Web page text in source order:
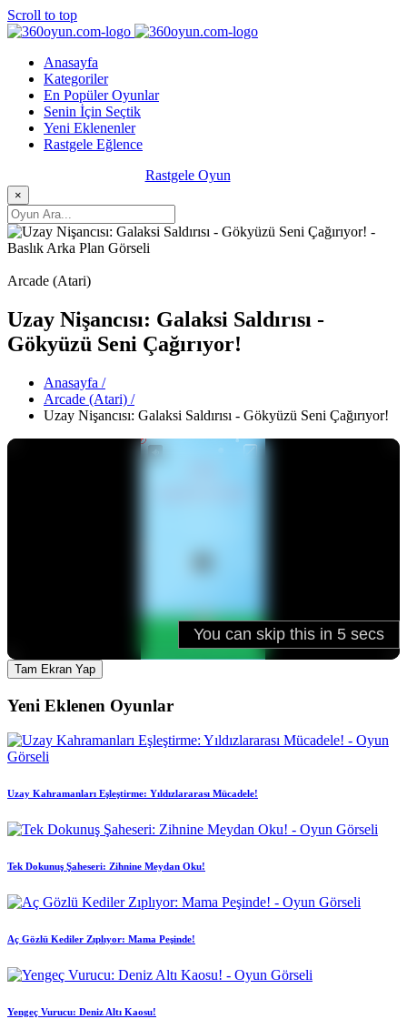
Scroll to top
Anasayfa
Kategoriler
En Popüler Oyunlar
Senin İçin Seçtik
Yeni Eklenenler
Rastgele Eğlence
Rastgele Oyun
×
Arcade (Atari)
Uzay Nişancısı: Galaksi Saldırısı -
Gökyüzü Seni Çağırıyor!
Anasayfa /
Arcade (Atari) /
Uzay Nişancısı: Galaksi Saldırısı - Gökyüzü Seni Çağırıyor!
Tam Ekran Yap
Yeni Eklenen Oyunlar
Uzay Kahramanları Eşleştirme: Yıldızlararası Mücadele!
Tek Dokunuş Şaheseri: Zihnine Meydan Oku!
Aç Gözlü Kediler Zıplıyor: Mama Peşinde!
Yengeç Vurucu: Deniz Altı Kaosu!